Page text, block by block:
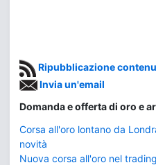
Ripubblicazione
Invia un'email
Domanda e offerta di oro e
Corsa all'oro lontano da
novità
Nuova corsa all'oro nel